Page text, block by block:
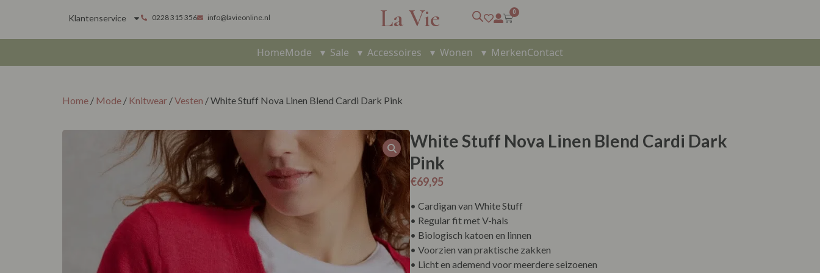
Klantenservice 0228 315 356 info@lavieonline.nl La Vie 0
HomeMode ▾ Sale ▾ Accessoires ▾ Wonen ▾ MerkenContact
Home / Mode / Knitwear /Vesten / White Stuff Nova Linen Blend Cardi Dark Pink
White Stuff Nova Linen Blend Cardi Dark
Pink
€69,95
• Cardigan van White Stuff
• Regular fit met V-hals
• Biologisch katoen en linnen
• Voorzien van praktische zakken
• Licht en ademend voor meerdere seizoenen